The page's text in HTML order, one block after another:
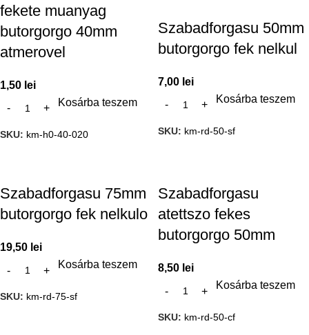
fekete muanyag
butorgorgo 40mm
atmerovel
1,50 lei
Kosárba teszem
SKU: km-h0-40-020
Szabadforgasu 50mm
butorgorgo fek nelkul
7,00 lei
Kosárba teszem
SKU: km-rd-50-sf
Szabadforgasu 75mm
butorgorgo fek nelkulo
19,50 lei
Kosárba teszem
SKU: km-rd-75-sf
Szabadforgasu
atettszo fekes
butorgorgo 50mm
8,50 lei
Kosárba teszem
SKU: km-rd-50-cf